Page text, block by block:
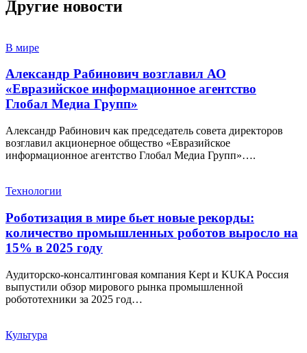
Другие новости
В мире
Александр Рабинович возглавил АО
«Евразийское информационное агентство
Глобал Медиа Групп»
Александр Рабинович как председатель совета директоров
возглавил акционерное общество «Евразийское
информационное агентство Глобал Медиа Групп»….
Технологии
Роботизация в мире бьет новые рекорды:
количество промышленных роботов выросло на
15% в 2025 году
Аудиторско-консалтинговая компания Kept и KUKA Россия
выпустили обзор мирового рынка промышленной
робототехники за 2025 год…
Культура